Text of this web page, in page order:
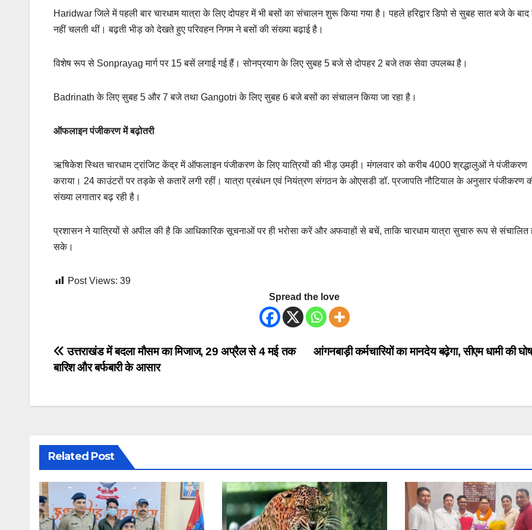
Haridwar जिले में पहली बार चारधाम यात्रा के लिए दोपहर में भी बसों का संचालन शुरू किया गया है। पहले हरिद्वार डिपो से सुबह सात बजे के
नहीं चलती थीं। बढ़ती भीड़ को देखते हुए परिवहन निगम ने बसों की संख्या बढ़ाई है।
विशेष रूप से Sonprayag मार्ग पर 15 बसें लगाई गई हैं। सोनप्रयाग के लिए सुबह 5 बजे से दोपहर 2 बजे तक सेवा उपलब्ध है।
Badrinath के लिए सुबह 5 और 7 बजे तथा Gangotri के लिए सुबह 6 बजे बसों का संचालन किया जा रहा है।
ऑफलाइन पंजीकरण में बढ़ोतरी
ऋषिकेश स्थित चारधाम ट्रांजिट केंद्र में ऑफलाइन पंजीकरण के लिए यात्रियों की भीड़ उमड़ी। मंगलवार को करीब 4000 श्रद्धालुओं ने पंजीकरण
कराया। 24 काउंटरों पर तड़के से कतारें लगी रहीं। यात्रा प्रबंधन एवं नियंत्रण संगठन के ओएसडी डॉ. प्रजापति नौटियाल के अनुसार पंजीकरण
संख्या लगातार बढ़ रही है।
प्रशासन ने यात्रियों से अपील की है कि आधिकारिक सूचनाओं पर ही भरोसा करें और अफवाहों से बचें, ताकि चारधाम यात्रा सुचारु रूप से संचालित
सके।
Post Views: 39
Spread the love
Post
navigation
आंगनबाड़ी कर्मचारियों का मानदेय बढ़ेगा, सीएम धामी की
उत्तराखंड में बदला मौसम का मिजाज, 29 अप्रैल से 4 मई तक
बारिश और बर्फबारी के आसार
Related Post